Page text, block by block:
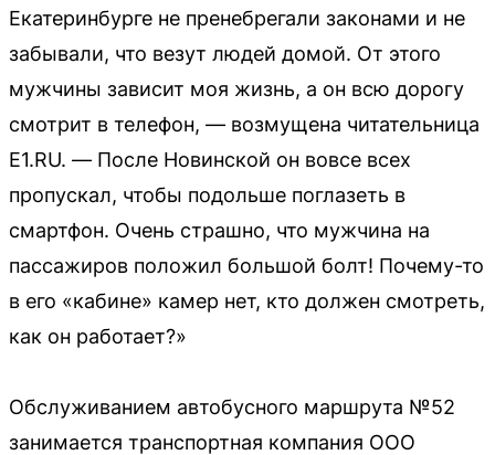
Екатеринбурге не пренебрегали законами и не
забывали, что везут людей домой. От этого
мужчины зависит моя жизнь, а он всю дорогу
смотрит в телефон, — возмущена читательница
E1.RU. — После Новинской он вовсе всех
пропускал, чтобы подольше поглазеть в
смартфон. Очень страшно, что мужчина на
пассажиров положил большой болт! Почему-то
в его «кабине» камер нет, кто должен смотреть,
как он работает?»
Обслуживанием автобусного маршрута №52
занимается транспортная компания ООО